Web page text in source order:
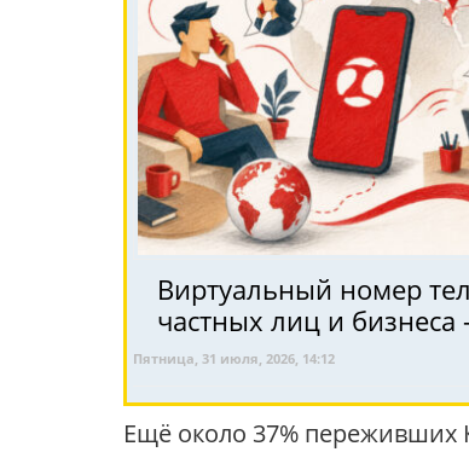
Виртуальный номер
частных лиц и
Пятница, 31 июля, 2026, 14:12
Ещё около 37%